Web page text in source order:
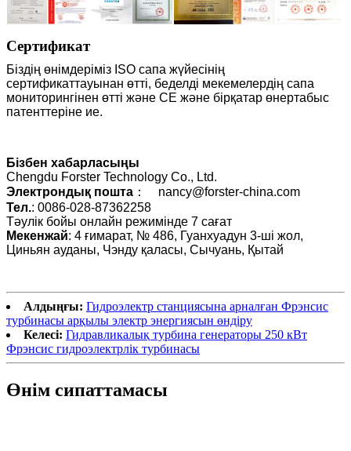
Сертификат
Біздің өнімдеріміз ISO сапа жүйесінің
сертификаттауынан өтті, беделді мекемелердің сапа
мониторингінен өтті және CE және бірқатар өнертабыс
патенттеріне ие.
Бізбен хабарласыңы
Chengdu Forster Technology Co., Ltd.
Электрондық пошта ： nancy@forster-china.com
Тел.: 0086-028-87362258
Тәулік бойы онлайн режимінде 7 сағат
Мекенжай: 4 ғимарат, № 486, Гуанхуадун 3-ші жол,
Циньян ауданы, Чэнду қаласы, Сычуань, Қытай
Алдыңғы: Гидроэлектр станциясына арналған Фрэнсис
турбинасы арқылы электр энергиясын өндіру
Келесі: Гидравликалық турбина генераторы 250 кВт
Фрэнсис гидроэлектрлік турбинасы
Өнім сипаттамасы